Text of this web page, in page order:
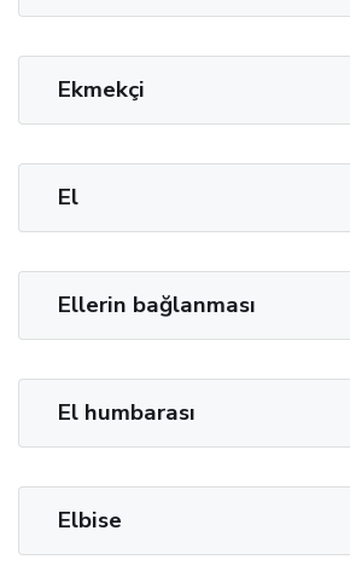
Ekmekçi
El
Ellerin bağlanması
El humbarası
Elbise